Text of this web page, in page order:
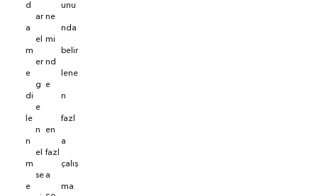
d
a
m
e
di
le
n
m
e
ar
el
er
g
e
n
el
se
ne
mi
nd
e
en
fazl
a
unu
nda
belir
lene
n
fazl
a
çalış
ma